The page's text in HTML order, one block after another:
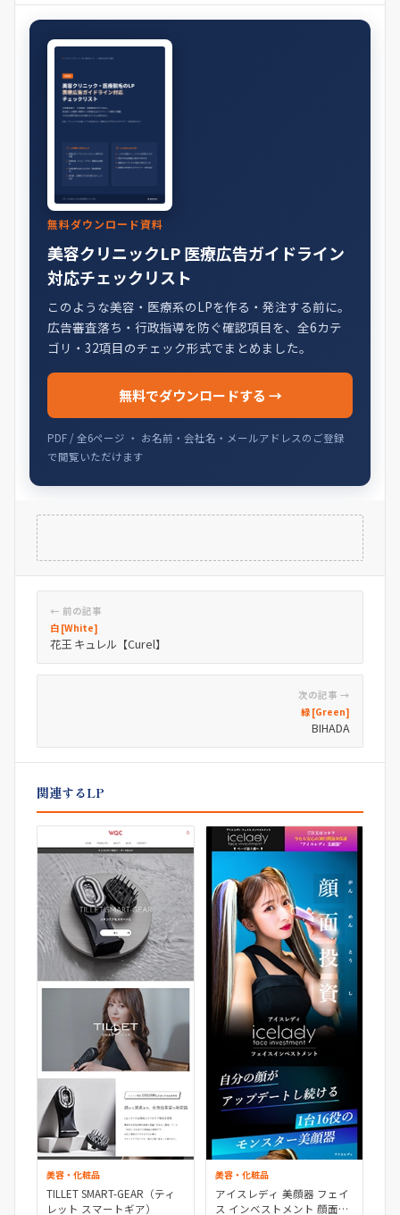
無料ダウンロード資料
美容クリニックLP 医療広告ガイドライン
対応チェックリスト
このような美容・医療系のLPを作る・発注する前に。
広告審査落ち・行政指導を防ぐ確認項目を、全6カテ
ゴリ・32項目のチェック形式でまとめました。
無料でダウンロードする →
PDF / 全6ページ ・ お名前・会社名・メールアドレスのご登録
で閲覧いただけます
← 前の記事
白 [White]
花王 キュレル【Curel】
次の記事 →
緑 [Green]
BIHADA
関連するLP
美容・化粧品
TILLET SMART-GEAR（ティ
レット スマートギア）
美容・化粧品
アイスレディ 美顔器 フェイ
ス インベストメント 顔面投